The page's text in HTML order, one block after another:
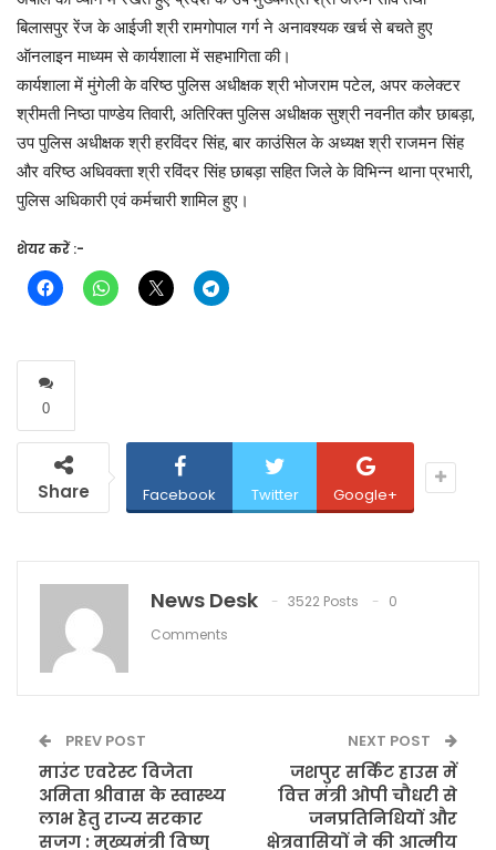
बिलासपुर रेंज के आईजी श्री रामगोपाल गर्ग ने अनावश्यक खर्च से बचते हुए
ऑनलाइन माध्यम से कार्यशाला में सहभागिता की।
कार्यशाला में मुंगेली के वरिष्ठ पुलिस अधीक्षक श्री भोजराम पटेल, अपर कलेक्टर
श्रीमती निष्ठा पाण्डेय तिवारी, अतिरिक्त पुलिस अधीक्षक सुश्री नवनीत कौर छाबड़ा,
उप पुलिस अधीक्षक श्री हरविंदर सिंह, बार काउंसिल के अध्यक्ष श्री राजमन सिंह
और वरिष्ठ अधिवक्ता श्री रविंदर सिंह छाबड़ा सहित जिले के विभिन्न थाना प्रभारी,
पुलिस अधिकारी एवं कर्मचारी शामिल हुए।
शेयर करें :-
0
Share Facebook Twitter Google+
News Desk 3522 Posts
0
Comments
PREV POST
माउंट एवरेस्ट विजेता
अमिता श्रीवास के स्वास्थ्य
लाभ हेतु राज्य सरकार
सजग : मुख्यमंत्री विष्णु
NEXT POST
जशपुर सर्किट हाउस में
वित्त मंत्री ओपी चौधरी से
जनप्रतिनिधियों और
क्षेत्रवासियों ने की आत्मीय